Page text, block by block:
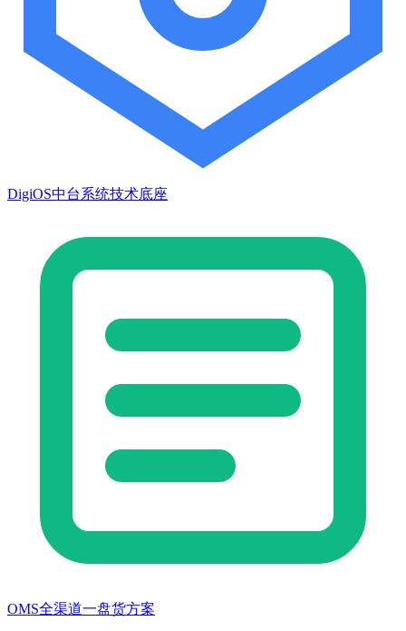
DigiOS中台系统技术底座
OMS全渠道一盘货方案